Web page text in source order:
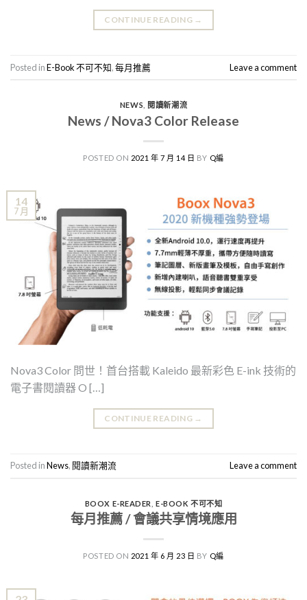
CONTINUE READING →
Posted inE-Book 不可不知,每月推薦 Leave a comment
NEWS 閱讀新潮流
News / Nova3 Color Release
POSTED ON 2021 年 7 月 14 日 BY Q編
14
7 月
Nova3 Color 問世！首台搭載 Kaleido 最新彩色 E-ink 技術的
電子書閱讀器 O […]
CONTINUE READING →
Posted inNews, 閱讀新潮流 Leave a comment
BOOX E-READER ,E-BOOK 不可不知
每月推薦 / 會議共享情境應用
POSTED ON 2021 年 6 月 23 日 BY Q編